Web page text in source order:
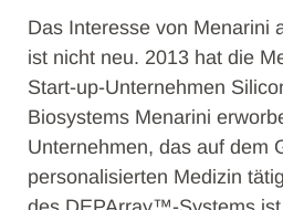
Das Interesse von Menarini
ist nicht neu. 2013 hat die
Start-up-Unternehmen
Biosystems Menarini
Unternehmen, das auf dem
personalisierten Medizin